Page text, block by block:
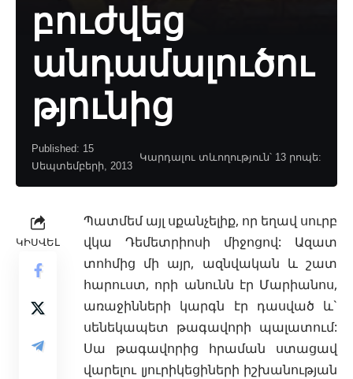
բուժվեց
անդամալուծու
թյունից
Published: 15
Սեպտեմբերի, 2013
Կարդալու տևողություն՝ 13 րոպե:
ԿԻՍՎԵԼ
Պատմեմ այլ սքանչելիք, որ եղավ սուրբ
վկա Դեմետրիոսի միջոցով: Ազատ
տոհմից մի այր, ազնվական և շատ
հարուստ, որի անունն էր Մարիանոս,
առաջինների կարգն էր դասված և`
սենեկապետ թագավորի պալատում:
Սա թագավորից հրաման ստացավ
վարելու լյուրիկեցիների իշխանության